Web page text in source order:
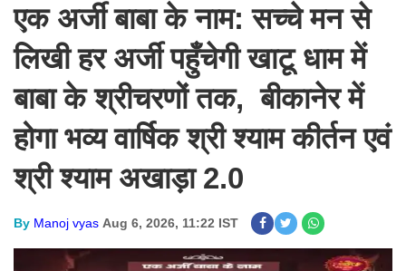
एक अर्जी बाबा के नाम: सच्चे मन से
लिखी हर अर्जी पहुँचेगी खाटू धाम में
बाबा के श्रीचरणों तक, बीकानेर में
होगा भव्य वार्षिक श्री श्याम कीर्तन एवं
श्री श्याम अखाड़ा 2.0
By Manoj vyas Aug 6, 2026, 11:22 IST